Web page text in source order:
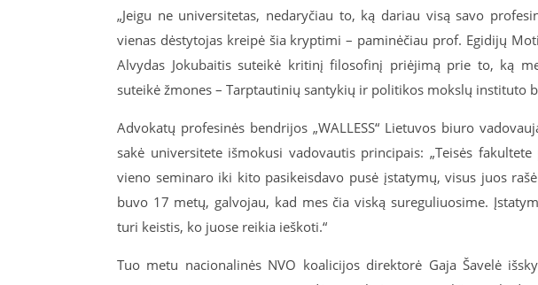
„Jeigu ne universitetas, nedaryčiau to, ką dariau visą savo
vienas dėstytojas kreipė šia kryptimi – paminėčiau prof. Egidijų
Alvydas Jokubaitis suteikė kritinį filosofinį priėjimą prie to, ką
suteikė žmones – Tarptautinių santykių ir politikos mokslų instituto
Advokatų profesinės bendrijos „WALLESS“ Lietuvos biuro
sakė universitete išmokusi vadovautis principais: „Teisės
vieno seminaro iki kito pasikeisdavo pusė įstatymų, visus juos
buvo 17 metų, galvojau, kad mes čia viską sureguliuosime.
turi keistis, ko juose reikia ieškoti.“
Tuo metu nacionalinės NVO koalicijos direktorė Gaja Šavelė